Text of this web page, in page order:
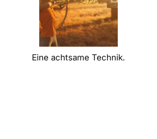
Eine achtsame Technik.